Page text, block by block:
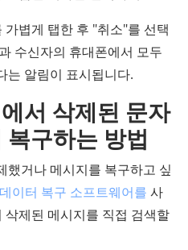
볍게 탭한 후 "취소"를 선택
수신자의 휴대폰에서 모두
는 알림이 표시됩니다.
서 삭제된 문자
구하는 방법
했거나 메시지를 복구하고 싶
이터 복구 소프트웨어를 사
제된 메시지를 직접 검색할